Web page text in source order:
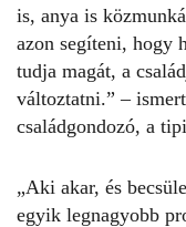
is, anya is
azon segíteni, hogy
tudja magát, a
változtatni.”–
családgondozó, a
„Aki akar, és
egyik legnagyobb